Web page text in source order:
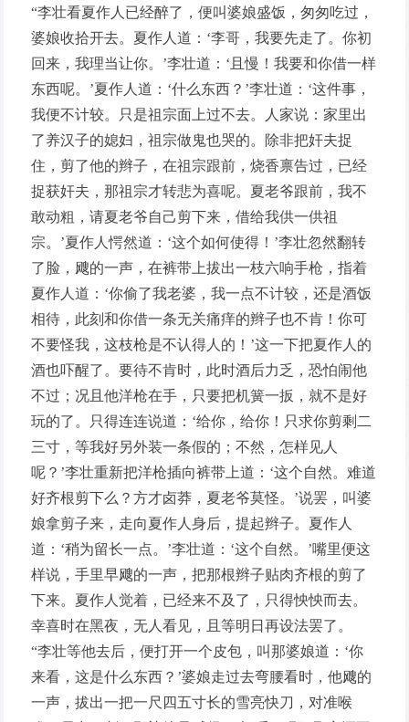
“李壮看夏作人已经醉了，便叫婆娘盛饭，匆匆吃过，
婆娘收拾开去。夏作人道：‘李哥，我要先走了。你初
回来，我理当让你。’李壮道：‘且慢！我要和你借一样
东西呢。’夏作人道：‘什么东西？’李壮道：‘这件事，
我便不计较。只是祖宗面上过不去。人家说：家里出
了养汉子的媳妇，祖宗做鬼也哭的。除非把奸夫捉
住，剪了他的辫子，在祖宗跟前，烧香禀告过，已经
捉获奸夫，那祖宗才转悲为喜呢。夏老爷跟前，我不
敢动粗，请夏老爷自己剪下来，借给我供一供祖
宗。’夏作人愕然道：‘这个如何使得！’李壮忽然翻转
了脸，飕的一声，在裤带上拔出一枝六响手枪，指着
夏作人道：‘你偷了我老婆，我一点不计较，还是酒饭
相待，此刻和你借一条无关痛痒的辫子也不肯！你可
不要怪我，这枝枪是不认得人的！’这一下把夏作人的
酒也吓醒了。要待不肯时，此时酒后力乏，恐怕闹他
不过；况且他洋枪在手，只要把机簧一扳，就不是好
玩的了。只得连连说道：‘给你，给你！只求你剪剩二
三寸，等我好另外装一条假的；不然，怎样见人
呢？’李壮重新把洋枪插向裤带上道：‘这个自然。难道
好齐根剪下么？方才卤莽，夏老爷莫怪。’说罢，叫婆
娘拿剪子来，走向夏作人身后，提起辫子。夏作人
道：‘稍为留长一点。’李壮道：‘这个自然。’嘴里便这
样说，手里早飕的一声，把那根辫子贴肉齐根的剪了
下来。夏作人觉着，已经来不及了，只得怏怏而去。
幸喜时在黑夜，无人看见，且等明日再设法罢了。
“李壮等他去后，便打开一个皮包，叫那婆娘道：‘你
来看，这是什么东西？’婆娘走过去弯腰看时，他飕的
一声，拔出一把一尺四五寸长的雪亮快刀，对准喉